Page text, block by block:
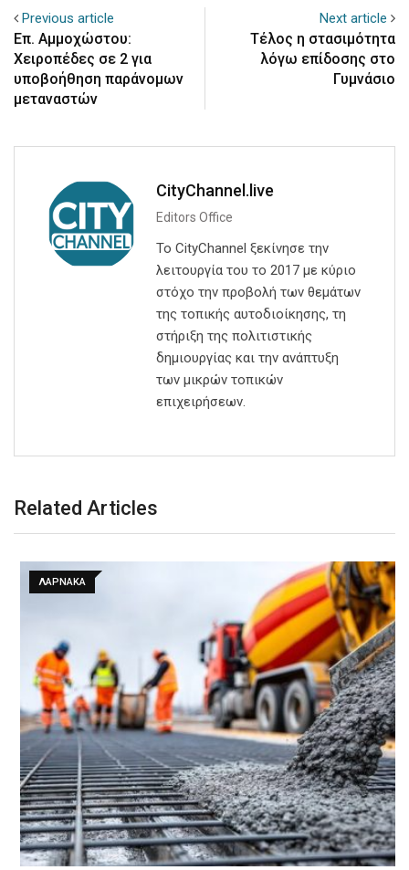
Previous article
Επ. Αμμοχώστου:
Χειροπέδες σε 2 για
υποβοήθηση παράνομων
μεταναστών
Next article
Tέλος η στασιμότητα
λόγω επίδοσης στο
Γυμνάσιο
CityChannel.live
Editors Office
Το CityChannel ξεκίνησε την
λειτουργία του το 2017 με κύριο
στόχο την προβολή των θεμάτων
της τοπικής αυτοδιοίκησης, τη
στήριξη της πολιτιστικής
δημιουργίας και την ανάπτυξη
των μικρών τοπικών
επιχειρήσεων.
Related Articles
ΛΑΡΝΑΚΑ